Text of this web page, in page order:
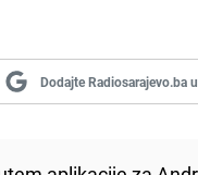
Dodajte Radiosarajevo.ba